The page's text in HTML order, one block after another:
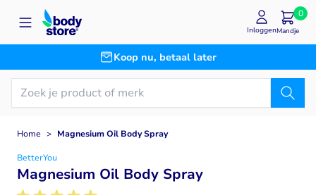
Ga naar de inhoud
Koop nu, betaal later
InloggenMandje
0
Home > Magnesium Oil Body Spray
BetterYou
Magnesium Oil Body Spray